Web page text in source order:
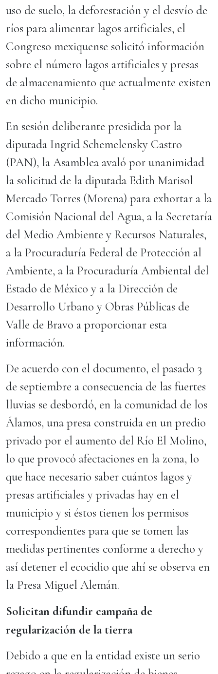
uso de suelo, la deforestación y el desvío de
ríos para alimentar lagos artificiales, el
Congreso mexiquense solicitó información
sobre el número lagos artificiales y presas
de almacenamiento que actualmente existen
en dicho municipio.
En sesión deliberante presidida por la
diputada Ingrid Schemelensky Castro
(PAN), la Asamblea avaló por unanimidad
la solicitud de la diputada Edith Marisol
Mercado Torres (Morena) para exhortar a la
Comisión Nacional del Agua, a la Secretaría
del Medio Ambiente y Recursos Naturales,
a la Procuraduría Federal de Protección al
Ambiente, a la Procuraduría Ambiental del
Estado de México y a la Dirección de
Desarrollo Urbano y Obras Públicas de
Valle de Bravo a proporcionar esta
información.
De acuerdo con el documento, el pasado 3
de septiembre a consecuencia de las fuertes
lluvias se desbordó, en la comunidad de los
Álamos, una presa construida en un predio
privado por el aumento del Río El Molino,
lo que provocó afectaciones en la zona, lo
que hace necesario saber cuántos lagos y
presas artificiales y privadas hay en el
municipio y si éstos tienen los permisos
correspondientes para que se tomen las
medidas pertinentes conforme a derecho y
así detener el ecocidio que ahí se observa en
la Presa Miguel Alemán.
Solicitan difundir campaña de
regularización de la tierra
Debido a que en la entidad existe un serio